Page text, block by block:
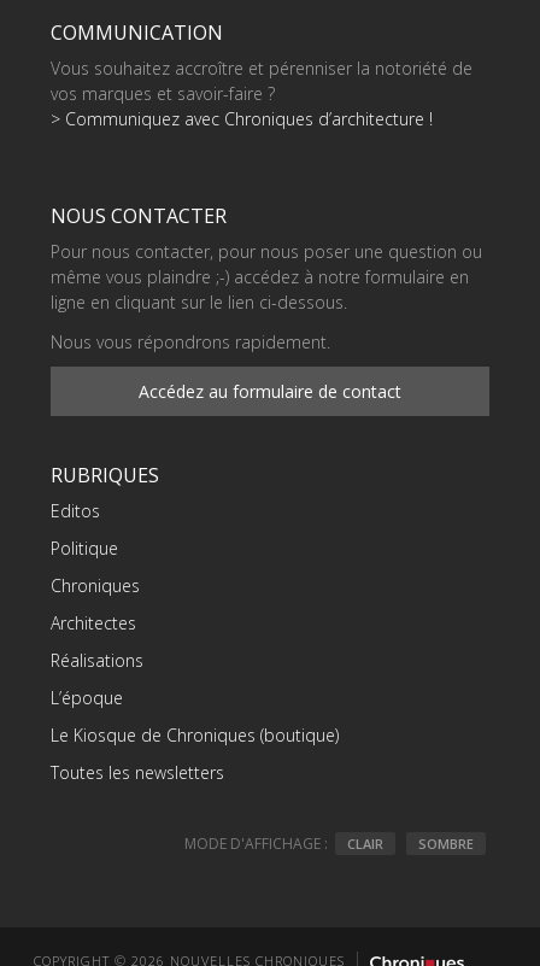
COMMUNICATION
Vous souhaitez accroître et pérenniser la notoriété de
vos marques et savoir-faire ?
> Communiquez avec Chroniques d’architecture !
NOUS CONTACTER
Pour nous contacter, pour nous poser une question ou
même vous plaindre ;-) accédez à notre formulaire en
ligne en cliquant sur le lien ci-dessous.
Nous vous répondrons rapidement.
Accédez au formulaire de contact
RUBRIQUES
Editos
Politique
Chroniques
Architectes
Réalisations
L’époque
Le Kiosque de Chroniques (boutique)
Toutes les newsletters
MODE D'AFFICHAGE : CLAIR SOMBRE
COPYRIGHT © 2026 NOUVELLES CHRONIQUES